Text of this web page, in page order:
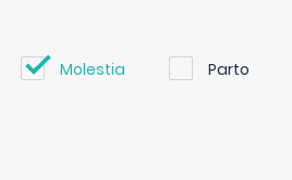
Molestia Parto